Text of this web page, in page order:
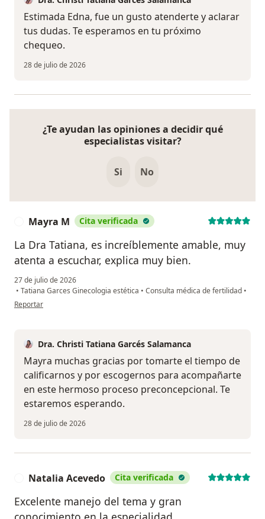
Estimada Edna, fue un gusto atenderte y aclarar
tus dudas. Te esperamos en tu próximo
chequeo.
28 de julio de 2026
¿Te ayudan las opiniones a decidir qué
especialistas visitar?
Si No
Mayra M Cita verificada
La Dra Tatiana, es increíblemente amable, muy
atenta a escuchar, explica muy bien.
27 de julio de 2026
• Tatiana Garces Ginecologia estética • Consulta médica de fertilidad •
en opinión del usuario Mayra M
Reportar
Dra. Christi Tatiana Garcés Salamanca
Mayra muchas gracias por tomarte el tiempo de
calificarnos y por escogernos para acompañarte
en este hermoso proceso preconcepcional. Te
estaremos esperando.
28 de julio de 2026
Natalia Acevedo Cita verificada
Excelente manejo del tema y gran